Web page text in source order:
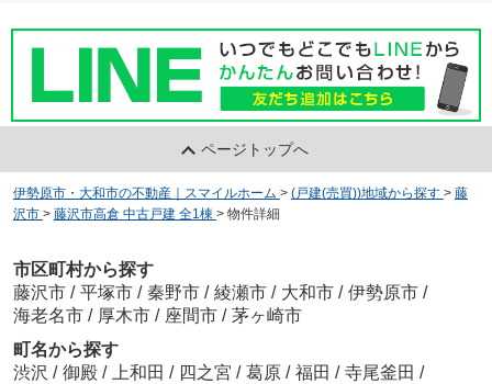
ページトップへ
伊勢原市・大和市の不動産｜スマイルホーム > (戸建(売買))地域から探す > 藤
沢市 > 藤沢市高倉 中古戸建 全1棟 > 物件詳細
市区町村から探す
藤沢市 / 平塚市 / 秦野市 / 綾瀬市 / 大和市 / 伊勢原市 /
海老名市 / 厚木市 / 座間市 / 茅ヶ崎市
町名から探す
渋沢 / 御殿 / 上和田 / 四之宮 / 葛原 / 福田 / 寺尾釜田 /